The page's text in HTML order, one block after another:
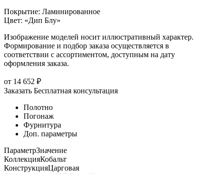
Покрытие: Ламинированное
Цвет: «Дип Блу»
Изображение моделей носит иллюстративный характер.
Формирование и подбор заказа осуществляется в
соответствии с ассортиментом, доступным на дату
оформления заказа.
от 14 652 ₽
Заказать Бесплатная консультация
Полотно
Погонаж
Фурнитура
Доп. параметры
ПараметрЗначение
КоллекцияКобальт
КонструкцияЦарговая